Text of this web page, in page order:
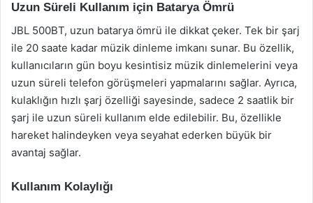
Uzun Süreli Kullanım için Batarya Ömrü
JBL 500BT, uzun batarya ömrü ile dikkat çeker. Tek bir şarj
ile 20 saate kadar müzik dinleme imkanı sunar. Bu özellik,
kullanıcıların gün boyu kesintisiz müzik dinlemelerini veya
uzun süreli telefon görüşmeleri yapmalarını sağlar. Ayrıca,
kulaklığın hızlı şarj özelliği sayesinde, sadece 2 saatlik bir
şarj ile uzun süreli kullanım elde edilebilir. Bu, özellikle
hareket halindeyken veya seyahat ederken büyük bir
avantaj sağlar.
Kullanım Kolaylığı